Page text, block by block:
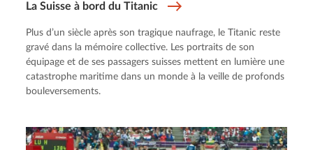
La Suisse à bord du Titanic
Plus d’un siècle après son tragique naufrage, le Titanic reste
gravé dans la mémoire collective. Les portraits de son
équipage et de ses passagers suisses mettent en lumière une
catastrophe maritime dans un monde à la veille de profonds
bouleversements.